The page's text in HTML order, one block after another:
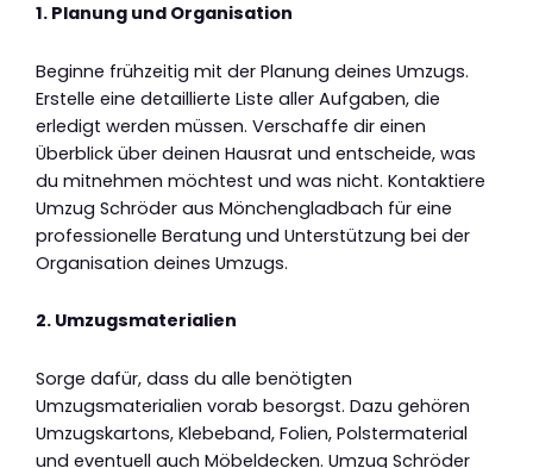
1. Planung und Organisation
Beginne frühzeitig mit der Planung deines Umzugs.
Erstelle eine detaillierte Liste aller Aufgaben, die
erledigt werden müssen. Verschaffe dir einen
Überblick über deinen Hausrat und entscheide, was
du mitnehmen möchtest und was nicht. Kontaktiere
Umzug Schröder aus Mönchengladbach für eine
professionelle Beratung und Unterstützung bei der
Organisation deines Umzugs.
2. Umzugsmaterialien
Sorge dafür, dass du alle benötigten
Umzugsmaterialien vorab besorgst. Dazu gehören
Umzugskartons, Klebeband, Folien, Polstermaterial
und eventuell auch Möbeldecken. Umzug Schröder